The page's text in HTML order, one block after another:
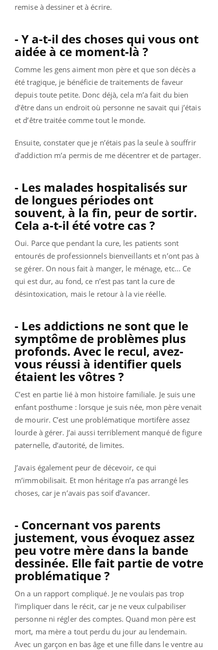
remise à dessiner et à écrire.
- Y a-t-il des choses qui vous ont
aidée à ce moment-là ?
Comme les gens aiment mon père et que son décès a
été tragique, je bénéficie de traitements de faveur
depuis toute petite. Donc déjà, cela m’a fait du bien
d’être dans un endroit où personne ne savait qui j’étais
et d’être traitée comme tout le monde.
Ensuite, constater que je n’étais pas la seule à souffrir
d’addiction m’a permis de me décentrer et de partager.
- Les malades hospitalisés sur
de longues périodes ont
souvent, à la fin, peur de sortir.
Cela a-t-il été votre cas ?
Oui. Parce que pendant la cure, les patients sont
entourés de professionnels bienveillants et n’ont pas à
se gérer. On nous fait à manger, le ménage, etc... Ce
qui est dur, au fond, ce n’est pas tant la cure de
désintoxication, mais le retour à la vie réelle.
- Les addictions ne sont que le
symptôme de problèmes plus
profonds. Avec le recul, avez-
vous réussi à identifier quels
étaient les vôtres ?
C’est en partie lié à mon histoire familiale. Je suis une
enfant posthume : lorsque je suis née, mon père venait
de mourir. C’est une problématique mortifère assez
lourde à gérer. J’ai aussi terriblement manqué de figure
paternelle, d’autorité, de limites.
J’avais également peur de décevoir, ce qui
m’immobilisait. Et mon héritage n’a pas arrangé les
choses, car je n’avais pas soif d’avancer.
- Concernant vos parents
justement, vous évoquez assez
peu votre mère dans la bande
dessinée. Elle fait partie de votre
problématique ?
On a un rapport compliqué. Je ne voulais pas trop
l’impliquer dans le récit, car je ne veux culpabiliser
personne ni régler des comptes. Quand mon père est
mort, ma mère a tout perdu du jour au lendemain.
Avec un garçon en bas âge et une fille dans le ventre au